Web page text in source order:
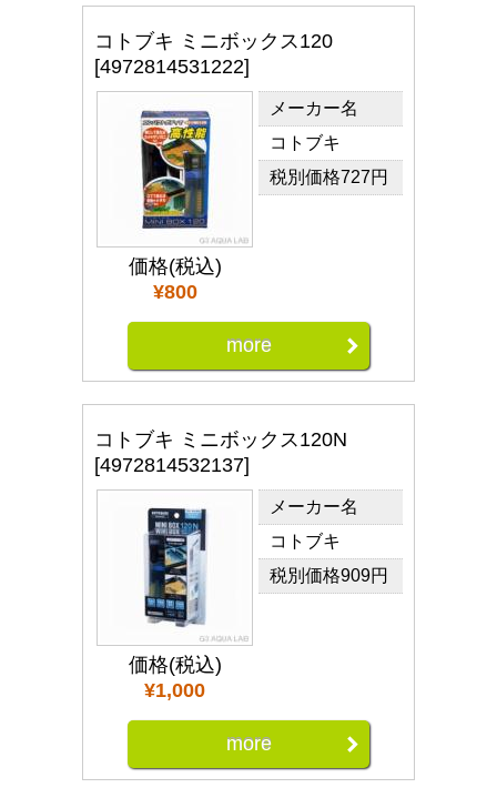
コトブキ ミニボックス120
[4972814531222]
価格(税込)
¥800
メーカー名
コトブキ
税別価格727円
more
コトブキ ミニボックス120N
[4972814532137]
価格(税込)
¥1,000
メーカー名
コトブキ
税別価格909円
more